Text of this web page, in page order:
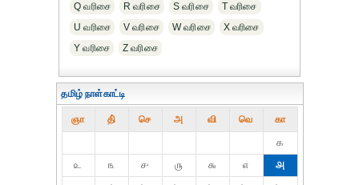
Q வரிசை
R வரிசை S வரிசை
T வரிசை
U வரிசை
V வரிசை W வரிசை
X வரிசை
Y வரிசை
Z வரிசை
தமிழ் நாள்காட்டி
ஞா தி் செ அ வி வெ கா
௧
௨
௩ ௪ ௫ ௬ ௭
௮